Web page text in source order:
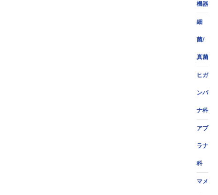
機器
細
菌/
真菌
ヒガ
ンバ
ナ科
アブ
ラナ
科
マメ